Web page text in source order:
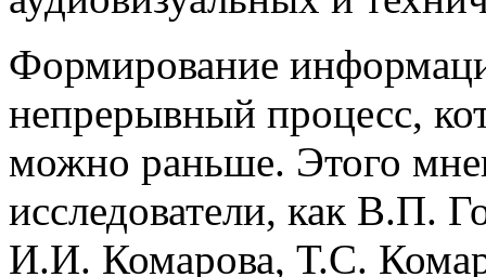
Формирование
непрерывный процесс,
можно раньше. Этого
исследователи, как В.П.
И.И. Комарова, Т.С.